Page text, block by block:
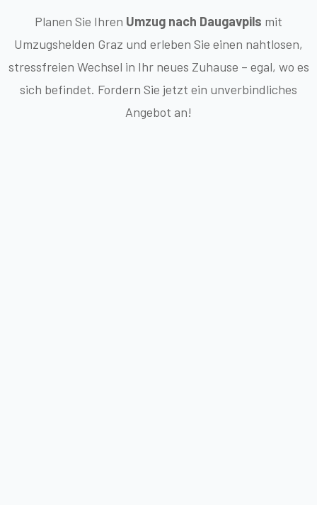
Planen Sie Ihren Umzug nach Daugavpils mit
Umzugshelden Graz und erleben Sie einen nahtlosen,
stressfreien Wechsel in Ihr neues Zuhause – egal, wo es
sich befindet. Fordern Sie jetzt ein unverbindliches
Angebot an!